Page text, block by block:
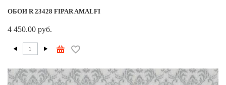
ОБОИ R 23428 FIPAR AMALFI
4 450.00 руб.